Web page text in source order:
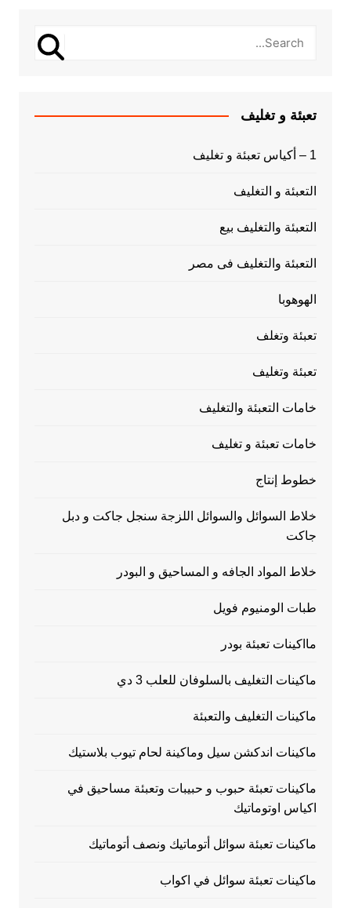
تعبئة و تغليف
1 – أكياس تعبئة و تغليف
التعبئة و التغليف
التعبئة والتغليف بيع
التعبئة والتغليف فى مصر
الهوهوبا
تعبئة وتغلف
تعبئة وتغليف
خامات التعبئة والتغليف
خامات تعبئة و تغليف
خطوط إنتاج
خلاط السوائل والسوائل اللزجة سنجل جاكت و دبل
جاكت
خلاط المواد الجافه و المساحيق و البودر
طبات الومنيوم فويل
مااكينات تعبئة بودر
ماكينات التغليف بالسلوفان للعلب 3 دي
ماكينات التغليف والتعبئة
ماكينات اندكشن سيل وماكينة لحام تيوب بلاستيك
ماكينات تعبئة حبوب و حبيبات وتعبئة مساحيق في
اكياس اوتوماتيك
ماكينات تعبئة سوائل أتوماتيك ونصف أتوماتيك
ماكينات تعبئة سوائل في اكواب